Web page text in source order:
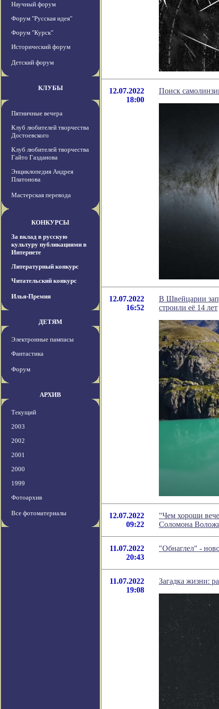
Научный форум
Форум "Русская идея"
Форум "Курск"
Исторический форум
Детский форум
КЛУБЫ
Пятничные вечера
Клуб любителей творчества
Достоевского
Клуб любителей творчества
Гайто Газданова
Энциклопедия Андрея
Платонова
Мастерская перевода
КОНКУРСЫ
За вклад в русскую
культуру публикациями в
Интернете
Литературный конкурс
Читательский конкурс
Илья-Премия
ДЕТЯМ
Электронные пампасы
Фантастика
Форум
АРХИВ
Текущий
2003
2002
2001
2000
1999
Фотоархив
Все фотоматериалы
12.07.2022
18:00
Поиск
12.07.2022
16:52
В Швейцарии
строили её 14 лет
12.07.2022
09:22
"Чем хороши
Соломона
11.07.2022
20:43
"Обнаглел" -
11.07.2022
19:08
Загадка жизни: